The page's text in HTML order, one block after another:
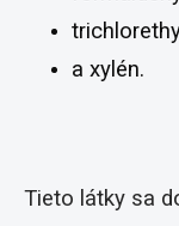
a xylén.
Tieto látky sa